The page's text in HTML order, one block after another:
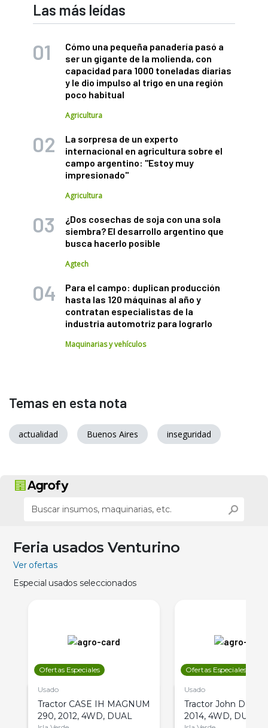
Las más leídas
Cómo una pequeña panadería pasó a
ser un gigante de la molienda, con
capacidad para 1000 toneladas diarias
y le dio impulso al trigo en una región
poco habitual
Agricultura
La sorpresa de un experto
internacional en agricultura sobre el
campo argentino: "Estoy muy
impresionado"
Agricultura
¿Dos cosechas de soja con una sola
siembra? El desarrollo argentino que
busca hacerlo posible
Agtech
Para el campo: duplican producción
hasta las 120 máquinas al año y
contratan especialistas de la
industria automotriz para lograrlo
Maquinarias y vehículos
Temas en esta nota
actualidad Buenos Aires inseguridad
Feria usados Venturino
Ver ofertas
Especial usados seleccionados
Ofertas Especiales
Usado
Tractor CASE IH MAGNUM
290, 2012, 4WD, DUAL
Ofertas Especiales
Usado
Tractor John Deere
2014, 4WD, DUAL